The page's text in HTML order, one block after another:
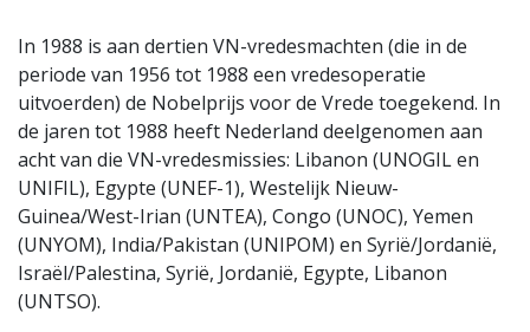
In 1988 is aan dertien VN-vredesmachten (die in de
periode van 1956 tot 1988 een vredesoperatie
uitvoerden) de Nobelprijs voor de Vrede toegekend. In
de jaren tot 1988 heeft Nederland deelgenomen aan
acht van die VN-vredesmissies: Libanon (UNOGIL en
UNIFIL), Egypte (UNEF-1), Westelijk Nieuw-
Guinea/West-Irian (UNTEA), Congo (UNOC), Yemen
(UNYOM), India/Pakistan (UNIPOM) en Syrië/Jordanië,
Israël/Palestina, Syrië, Jordanië, Egypte, Libanon
(UNTSO).